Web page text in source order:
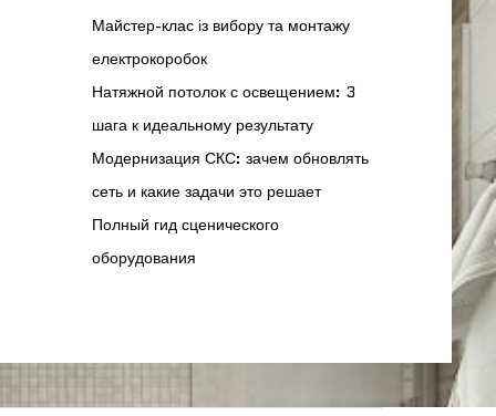
Майстер-клас із вибору та монтажу
електрокоробок
Натяжной потолок с освещением: 3
шага к идеальному результату
Модернизация СКС: зачем обновлять
сеть и какие задачи это решает
Полный гид сценического
оборудования